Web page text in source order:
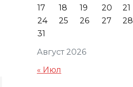
Август 2026
17
18 19 20 21
24
25 26 27 28
31
« Июл